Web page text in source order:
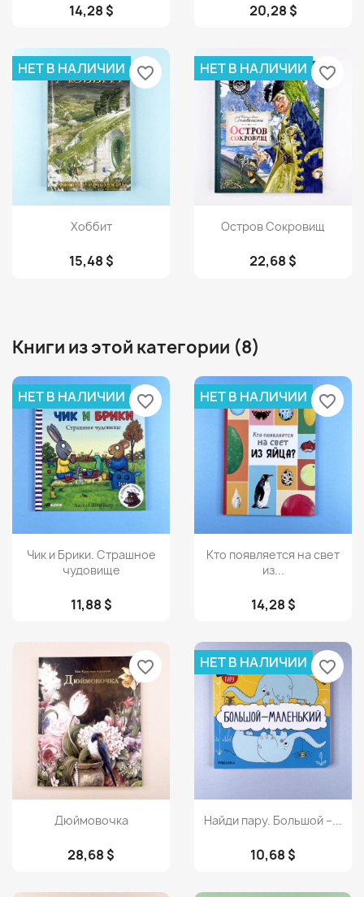
14,28 $ 20,28 $
Просмотр
Хоббит
15,48 $
НЕТ В НАЛИЧИИ favorite_border
Просмотр
Остров Сокровищ
22,68 $
НЕТ В НАЛИЧИИ favorite_border
Книги из этой категории (8)
Просмотр
Чик и Брики. Страшное
чудовище
11,88 $
НЕТ В НАЛИЧИИ favorite_border
Просмотр
Кто появляется на свет
из...
14,28 $
НЕТ В НАЛИЧИИ favorite_border
Просмотр
Дюймовочка
28,68 $
favorite_border
Просмотр
Найди пару. Большой –...
10,68 $
НЕТ В НАЛИЧИИ favorite_border